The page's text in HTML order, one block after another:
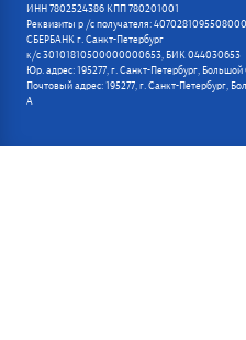
ИНН 7802524386 КПП 780201001
Реквизиты р /с получателя:
СБЕРБАНК г. Санкт-Петербург
к/с 30101810500000000653, БИК 044030653
Юр. адрес: 195277, г. Санкт-Петербург,
Почтовый адрес: 195277, г. Санкт-Петербург,
А